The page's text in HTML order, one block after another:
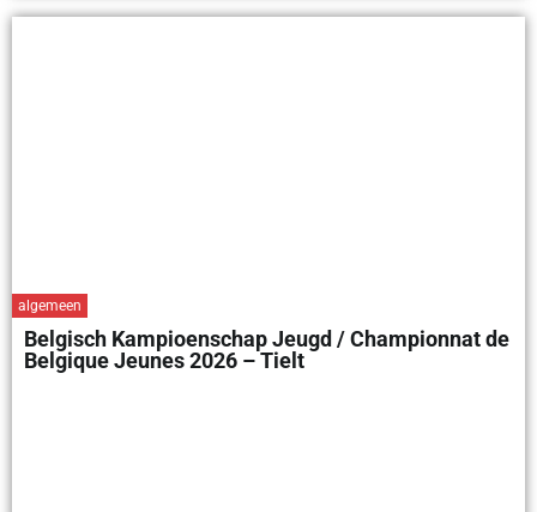
algemeen
Belgisch Kampioenschap Jeugd / Championnat de
Belgique Jeunes 2026 – Tielt